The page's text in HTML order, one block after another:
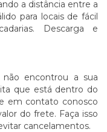
a distância entre a
para locais de fácil
Descarga e
encontrou a sua
que está dentro do
em contato conosco
do frete. Faça isso
cancelamentos.